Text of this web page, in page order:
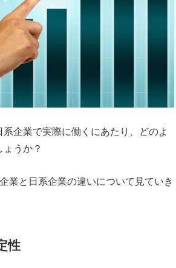
企業で実際に働くにあたり、どのよ
うか？
業と日系企業の違いについて見ていき
性